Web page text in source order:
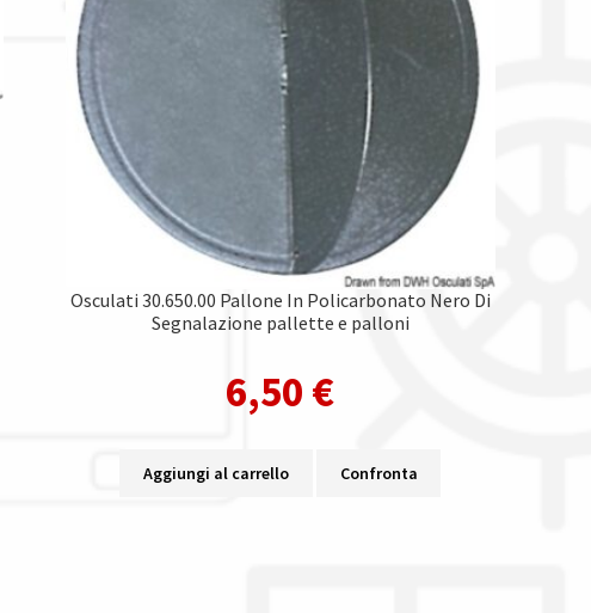
Osculati 30.650.00 Pallone In Policarbonato Nero Di
Segnalazione pallette e palloni
6,50 €
Aggiungi al carrello Confronta